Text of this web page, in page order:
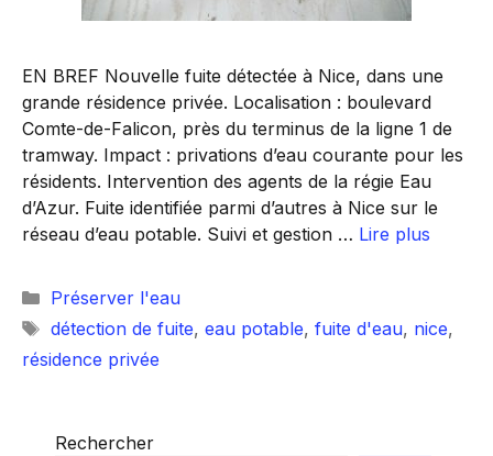
EN BREF Nouvelle fuite détectée à Nice, dans une
grande résidence privée. Localisation : boulevard
Comte-de-Falicon, près du terminus de la ligne 1 de
tramway. Impact : privations d’eau courante pour les
résidents. Intervention des agents de la régie Eau
d’Azur. Fuite identifiée parmi d’autres à Nice sur le
réseau d’eau potable. Suivi et gestion … Lire plus
Catégories
Préserver l'eau
Étiquettes
détection de fuite, eau potable, fuite d'eau, nice,
résidence privée
Rechercher